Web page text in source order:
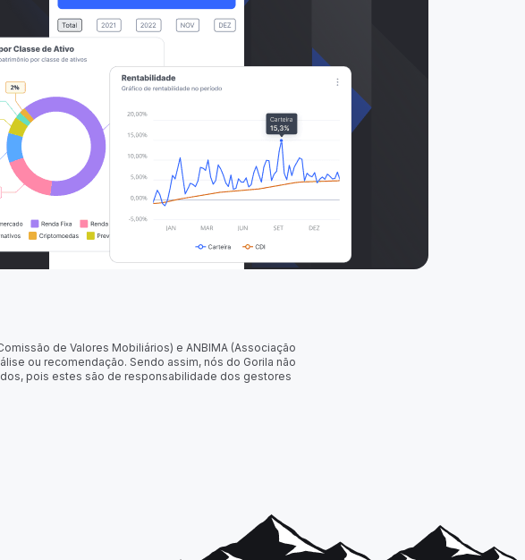
de Valores Mobiliários) e ANBIMA (Associação
ou recomendação. Sendo assim, nós do Gorila não
pois estes são de responsabilidade dos gestores